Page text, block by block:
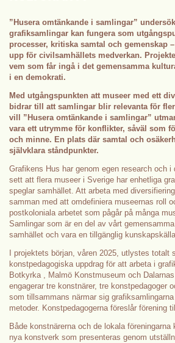
”Husera omtänkande i samlingar”
grafiksamlingar kan fungera som
processer, kritiska samtal och gemenskap
upp för civilsamhällets medverkan.
vem som får ingå i det gemensamma
i en demokrati.
Med utgångspunkten att museer med ett
bidrar till att samlingar blir relevanta för
vill ”Husera omtänkande i samlingar”
vara ett utrymme för konflikter, såväl som
och minne. En plats där samtal och
självklara ståndpunkter.
Grafikens Hus har genom egen research och i
sett att flera museer i Sverige har enhetliga
speglar samhället. Att arbeta med
samman med att omdefiniera museernas roll
postkoloniala arbetet som pågår på många
Samlingar som är en del av vårt
samhället och vara en tillgänglig
I projektets början, våren 2025, utlystes totalt
konstpedagogiska uppdrag för att arbeta i
Botkyrka , Malmö Konstmuseum och
engagerar tre konstnärer, tre konstpedagoger
som tillsammans närmar sig
metoder. Konstpedagogerna föreslår förening
Både konstnärerna och de lokala föreningarna
nya konstverk som presenteras genom